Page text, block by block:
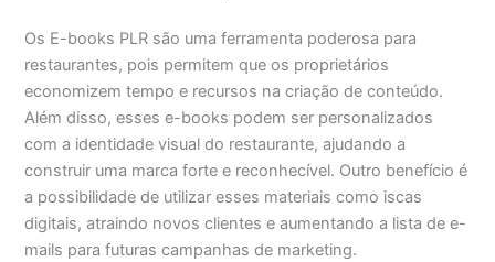
Os E-books PLR são uma ferramenta poderosa para
restaurantes, pois permitem que os proprietários
economizem tempo e recursos na criação de conteúdo.
Além disso, esses e-books podem ser personalizados
com a identidade visual do restaurante, ajudando a
construir uma marca forte e reconhecível. Outro benefício é
a possibilidade de utilizar esses materiais como iscas
digitais, atraindo novos clientes e aumentando a lista de e-
mails para futuras campanhas de marketing.